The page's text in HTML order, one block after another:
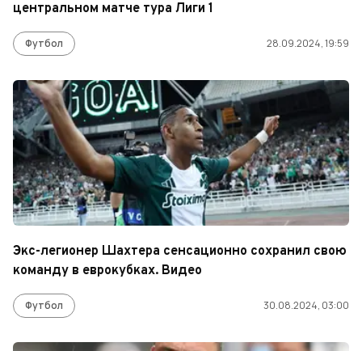
центральном матче тура Лиги 1
Футбол 28.09.2024, 19:59
Экс-легионер Шахтера сенсационно сохранил свою
команду в еврокубках. Видео
Футбол 30.08.2024, 03:00